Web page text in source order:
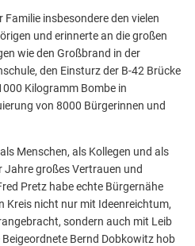
insbesondere den vielen
und erinnerte an die großen
wie den Großbrand in der
den Einsturz der B-42 Brücke
Kilogramm Bombe in
von 8000 Bürgerinnen und
Menschen, als Kollegen und als
Jahre großes Vertrauen und
Pretz habe echte Bürgernähe
Kreis nicht nur mit Ideenreichtum,
sondern auch mit Leib
Bernd Dobkowitz hob